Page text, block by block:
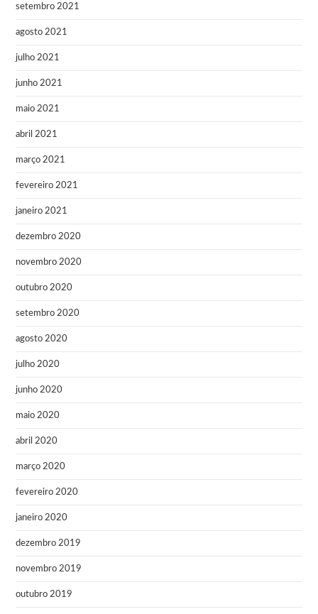
setembro 2021
agosto 2021
julho 2021
junho 2021
maio 2021
abril 2021
março 2021
fevereiro 2021
janeiro 2021
dezembro 2020
novembro 2020
outubro 2020
setembro 2020
agosto 2020
julho 2020
junho 2020
maio 2020
abril 2020
março 2020
fevereiro 2020
janeiro 2020
dezembro 2019
novembro 2019
outubro 2019